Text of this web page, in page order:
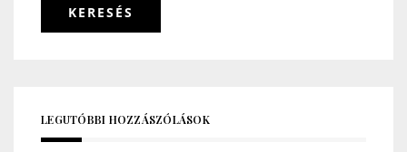
LEGUTÓBBI HOZZÁSZÓLÁSOK